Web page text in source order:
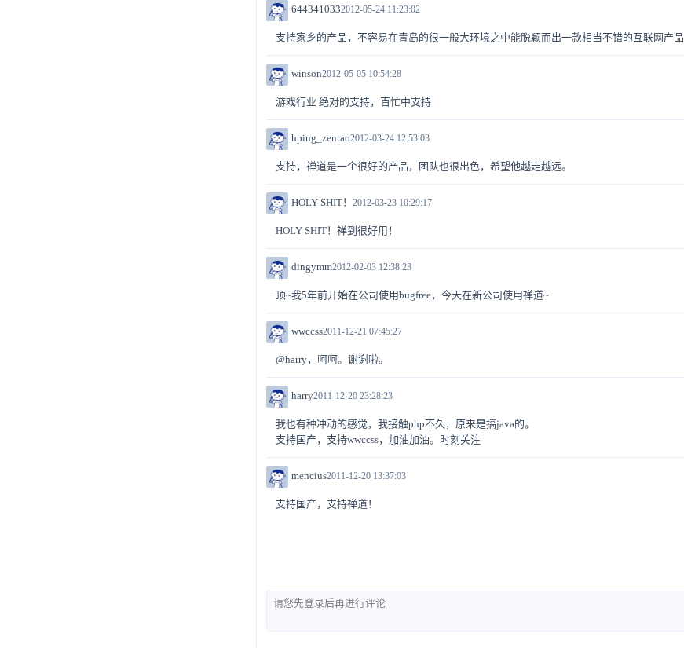
6443410332012-05-24 11:23:02
支持家乡的产品，不容易在青岛的很一般大环境之中能脱颖而出一款相当不错的互联网产品
winson2012-05-05 10:54:28
游戏行业 绝对的支持，百忙中支持
hping_zentao2012-03-24 12:53:03
支持，禅道是一个很好的产品，团队也很出色，希望他越走越远。
HOLY SHIT！ 2012-03-23 10:29:17
HOLY SHIT！禅到很好用！
dingymm2012-02-03 12:38:23
顶~我5年前开始在公司使用bugfree，今天在新公司使用禅道~
wwccss2011-12-21 07:45:27
@harry，呵呵。谢谢啦。
harry2011-12-20 23:28:23
我也有种冲动的感觉，我接触php不久，原来是搞java的。
支持国产，支持wwccss，加油加油。时刻关注
mencius2011-12-20 13:37:03
支持国产，支持禅道！